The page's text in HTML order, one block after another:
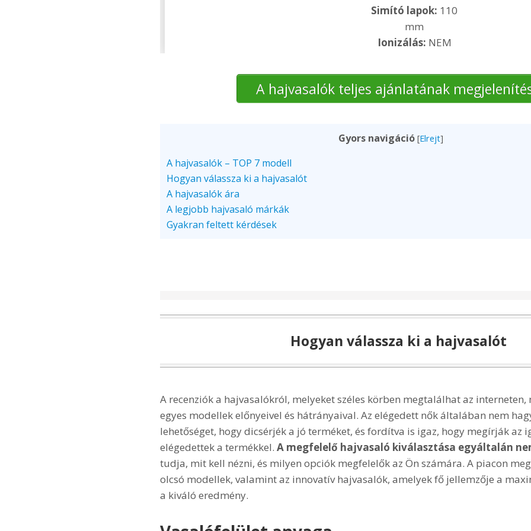
Simító lapok: 110
mm
Ionizálás: NEM
A hajvasalók teljes ajánlatának
Gyors navigáció [Elrejt]
A hajvasalók – TOP 7 modell
Hogyan válassza ki a hajvasalót
A hajvasalók ára
A legjobb hajvasaló márkák
Gyakran feltett kérdések
Hogyan válassza ki a hajvasalót
A recenziók a hajvasalókról, melyeket széles körben megtalálhat az
egyes modellek előnyeivel és hátrányaival. Az elégedett nők általában nem
lehetőséget, hogy dicsérjék a jó terméket, és fordítva is igaz, hogy megírják az
elégedettek a termékkel. A megfelelő hajvasaló kiválasztása egyáltalán
tudja, mit kell nézni, és milyen opciók megfelelők az Ön számára. A piacon
olcsó modellek, valamint az innovatív hajvasalók, amelyek fő jellemzője a
a kiváló eredmény.